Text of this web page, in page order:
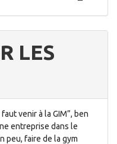
LES
venir à la GIM”, ben
entreprise dans le
peu, faire de la gym